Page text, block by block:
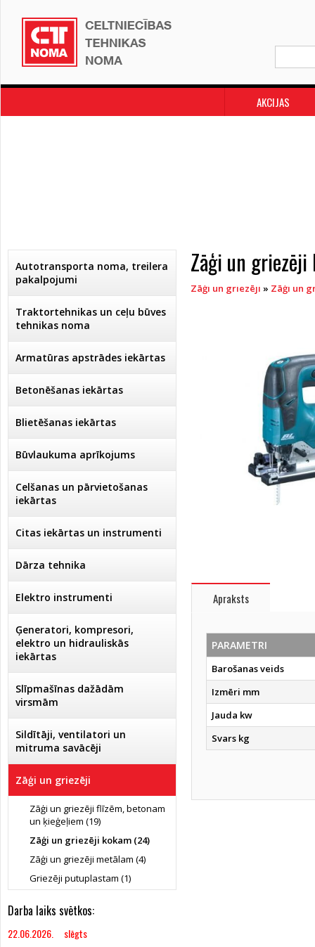
AKCIJAS
Autotransporta noma, treilera
pakalpojumi
Traktortehnikas un ceļu būves
tehnikas noma
Armatūras apstrādes iekārtas
Betonēšanas iekārtas
Blietēšanas iekārtas
Būvlaukuma aprīkojums
Celšanas un pārvietošanas
iekārtas
Citas iekārtas un instrumenti
Dārza tehnika
Elektro instrumenti
Ģeneratori, kompresori,
elektro un hidrauliskās
iekārtas
Slīpmašīnas dažādām
virsmām
Sildītāji, ventilatori un
mitruma savācēji
Zāģi un griezēji
Zāģi un griezēji flīzēm, betonam
un ķieģeļiem (19)
Zāģi un griezēji kokam (24)
Zāģi un griezēji metālam (4)
Griezēji putuplastam (1)
Darba laiks svētkos:
22.06.2026. slēgts
Zāģi un griezēji
Zāģi un griezēji » Zāģi un
Apraksts
PARAMETRI
Barošanas veids
Izmēri mm
Jauda kw
Svars kg